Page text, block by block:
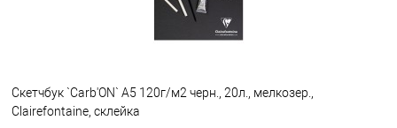
Скетчбук `Carb'ON` А5 120г/м2 черн., 20л., мелкозер.,
Clairefontaine, склейка